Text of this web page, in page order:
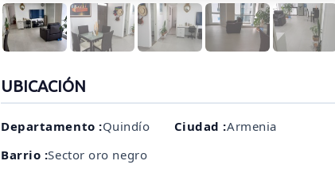
UBICACIÓN
Departamento :Quindío Ciudad :Armenia
Barrio :Sector oro negro